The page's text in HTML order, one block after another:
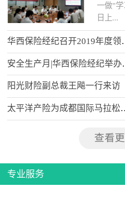
一做”
日上...
午，华
党史、
华西保险经
安全生产
阳光财险副总裁王飚一行来访
太平洋产险为
查看
专业服务